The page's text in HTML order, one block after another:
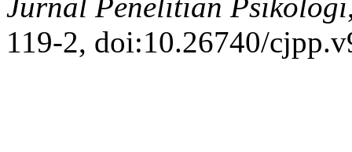
119-2, doi:10.26740/